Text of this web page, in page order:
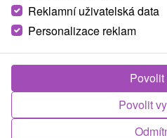
Reklamní uživatelská data
Personalizace reklam
Povolit